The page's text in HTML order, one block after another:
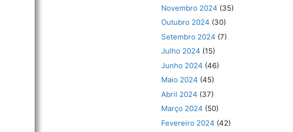
Novembro 2024 (35)
Outubro 2024 (30)
Setembro 2024 (7)
Julho 2024 (15)
Junho 2024 (46)
Maio 2024 (45)
Abril 2024 (37)
Março 2024 (50)
Fevereiro 2024 (42)